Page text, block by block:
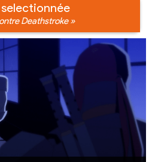
selectionnée
Deathstroke »